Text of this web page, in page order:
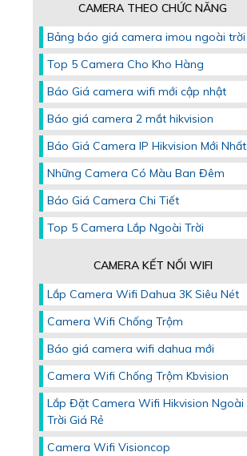
CAMERA THEO CHỨC NĂNG
Bảng báo giá camera imou ngoài trời
Top 5 Camera Cho Kho Hàng
Báo Giá camera wifi mới cập nhật
Báo giá camera 2 mắt hikvision
Báo Giá Camera IP Hikvision Mới Nhất
Những Camera Có Màu Ban Đêm
Báo Giá Camera Chi Tiết
Top 5 Camera Lắp Ngoài Trời
CAMERA KẾT NỐI WIFI
Lắp Camera Wifi Dahua 3K Siêu Nét
Camera Wifi Chống Trộm
Báo giá camera wifi dahua mới
Camera Wifi Chống Trộm Kbvision
Lắp Đặt Camera Wifi Hikvision Ngoài
Trời Giá Rẻ
Camera Wifi Visioncop